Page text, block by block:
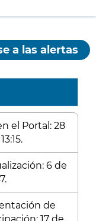
a las alertas
el Portal: 28
6 de
de